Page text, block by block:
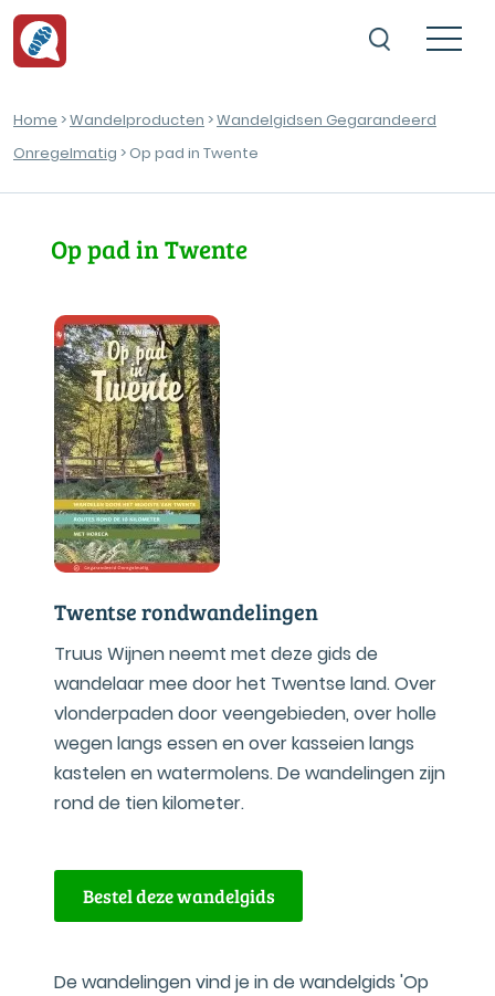
Home >Wandelproducten >Wandelgidsen Gegarandeerd
Onregelmatig > Op pad in Twente
Op pad in Twente
Twentse rondwandelingen
Truus Wijnen neemt met deze gids de
wandelaar mee door het Twentse land. Over
vlonderpaden door veengebieden, over holle
wegen langs essen en over kasseien langs
kastelen en watermolens. De wandelingen zijn
rond de tien kilometer.
Bestel deze wandelgids
De wandelingen vind je in de wandelgids 'Op